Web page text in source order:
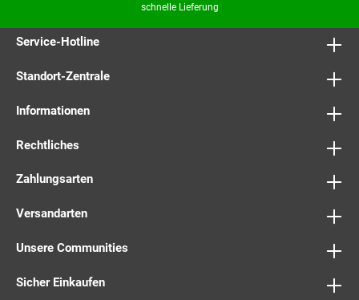
schnelle Lieferung
Service-Hotline
Standort-Zentrale
Informationen
Rechtliches
Zahlungsarten
Versandarten
Unsere Communities
Sicher Einkaufen